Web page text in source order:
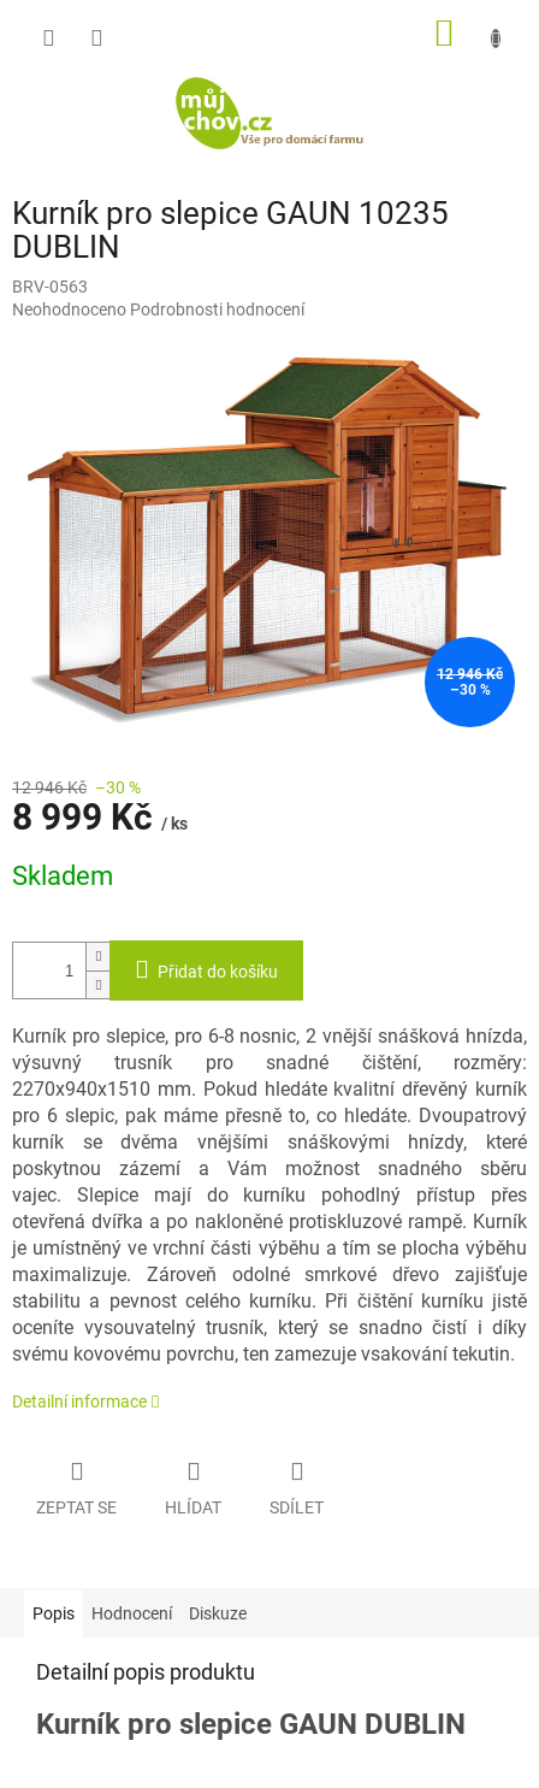
Kurník pro slepice GAUN 10235
DUBLIN
BRV-0563
Průměrné
hvězdiček.
Neohodnoceno Podrobnosti hodnocení
12 946 Kč
–30 %
12 946 Kč –30 %
8 999 Kč / ks
cena:
Skladem
Přidat do košíku
Kurník pro slepice, pro 6-8 nosnic, 2 vnější snášková hnízda,
výsuvný trusník pro snadné čištění, rozměry:
2270x940x1510 mm. Pokud hledáte kvalitní dřevěný kurník
pro 6 slepic, pak máme přesně to, co hledáte. Dvoupatrový
kurník se dvěma vnějšími snáškovými hnízdy, které
poskytnou zázemí a Vám možnost snadného sběru
vajec. Slepice mají do kurníku pohodlný přístup přes
otevřená dvířka a po nakloněné protiskluzové rampě. Kurník
je umístněný ve vrchní části výběhu a tím se plocha výběhu
maximalizuje. Zároveň odolné smrkové dřevo zajišťuje
stabilitu a pevnost celého kurníku. Při čištění kurníku jistě
oceníte vysouvatelný trusník, který se snadno čistí i díky
svému kovovému povrchu, ten zamezuje vsakování tekutin.
Detailní informace
ZEPTAT SE HLÍDAT SDÍLET
Popis Hodnocení Diskuze
Detailní popis produktu
Kurník pro slepice GAUN DUBLIN